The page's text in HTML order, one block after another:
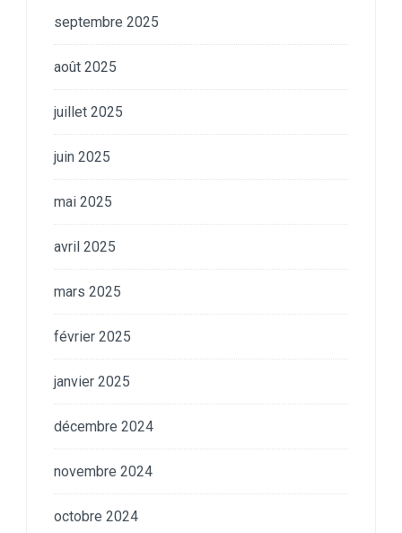
septembre 2025
août 2025
juillet 2025
juin 2025
mai 2025
avril 2025
mars 2025
février 2025
janvier 2025
décembre 2024
novembre 2024
octobre 2024